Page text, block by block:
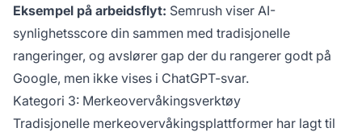
Eksempel på arbeidsflyt: Semrush viser AI-
synlighetsscore din sammen med tradisjonelle
rangeringer, og avslører gap der du rangerer godt på
Google, men ikke vises i ChatGPT-svar.
Kategori 3: Merkeovervåkingsverktøy
Tradisjonelle merkeovervåkingsplattformer har lagt til